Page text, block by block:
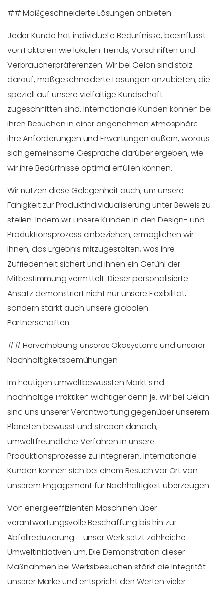
## Maßgeschneiderte Lösungen anbieten
Jeder Kunde hat individuelle Bedürfnisse, beeinflusst
von Faktoren wie lokalen Trends, Vorschriften und
Verbraucherpräferenzen. Wir bei Gelan sind stolz
darauf, maßgeschneiderte Lösungen anzubieten, die
speziell auf unsere vielfältige Kundschaft
zugeschnitten sind. Internationale Kunden können bei
ihren Besuchen in einer angenehmen Atmosphäre
ihre Anforderungen und Erwartungen äußern, woraus
sich gemeinsame Gespräche darüber ergeben, wie
wir ihre Bedürfnisse optimal erfüllen können.
Wir nutzen diese Gelegenheit auch, um unsere
Fähigkeit zur Produktindividualisierung unter Beweis zu
stellen. Indem wir unsere Kunden in den Design- und
Produktionsprozess einbeziehen, ermöglichen wir
ihnen, das Ergebnis mitzugestalten, was ihre
Zufriedenheit sichert und ihnen ein Gefühl der
Mitbestimmung vermittelt. Dieser personalisierte
Ansatz demonstriert nicht nur unsere Flexibilität,
sondern stärkt auch unsere globalen
Partnerschaften.
## Hervorhebung unseres Ökosystems und unserer
Nachhaltigkeitsbemühungen
Im heutigen umweltbewussten Markt sind
nachhaltige Praktiken wichtiger denn je. Wir bei Gelan
sind uns unserer Verantwortung gegenüber unserem
Planeten bewusst und streben danach,
umweltfreundliche Verfahren in unsere
Produktionsprozesse zu integrieren. Internationale
Kunden können sich bei einem Besuch vor Ort von
unserem Engagement für Nachhaltigkeit überzeugen.
Von energieeffizienten Maschinen über
verantwortungsvolle Beschaffung bis hin zur
Abfallreduzierung – unser Werk setzt zahlreiche
Umweltinitiativen um. Die Demonstration dieser
Maßnahmen bei Werksbesuchen stärkt die Integrität
unserer Marke und entspricht den Werten vieler